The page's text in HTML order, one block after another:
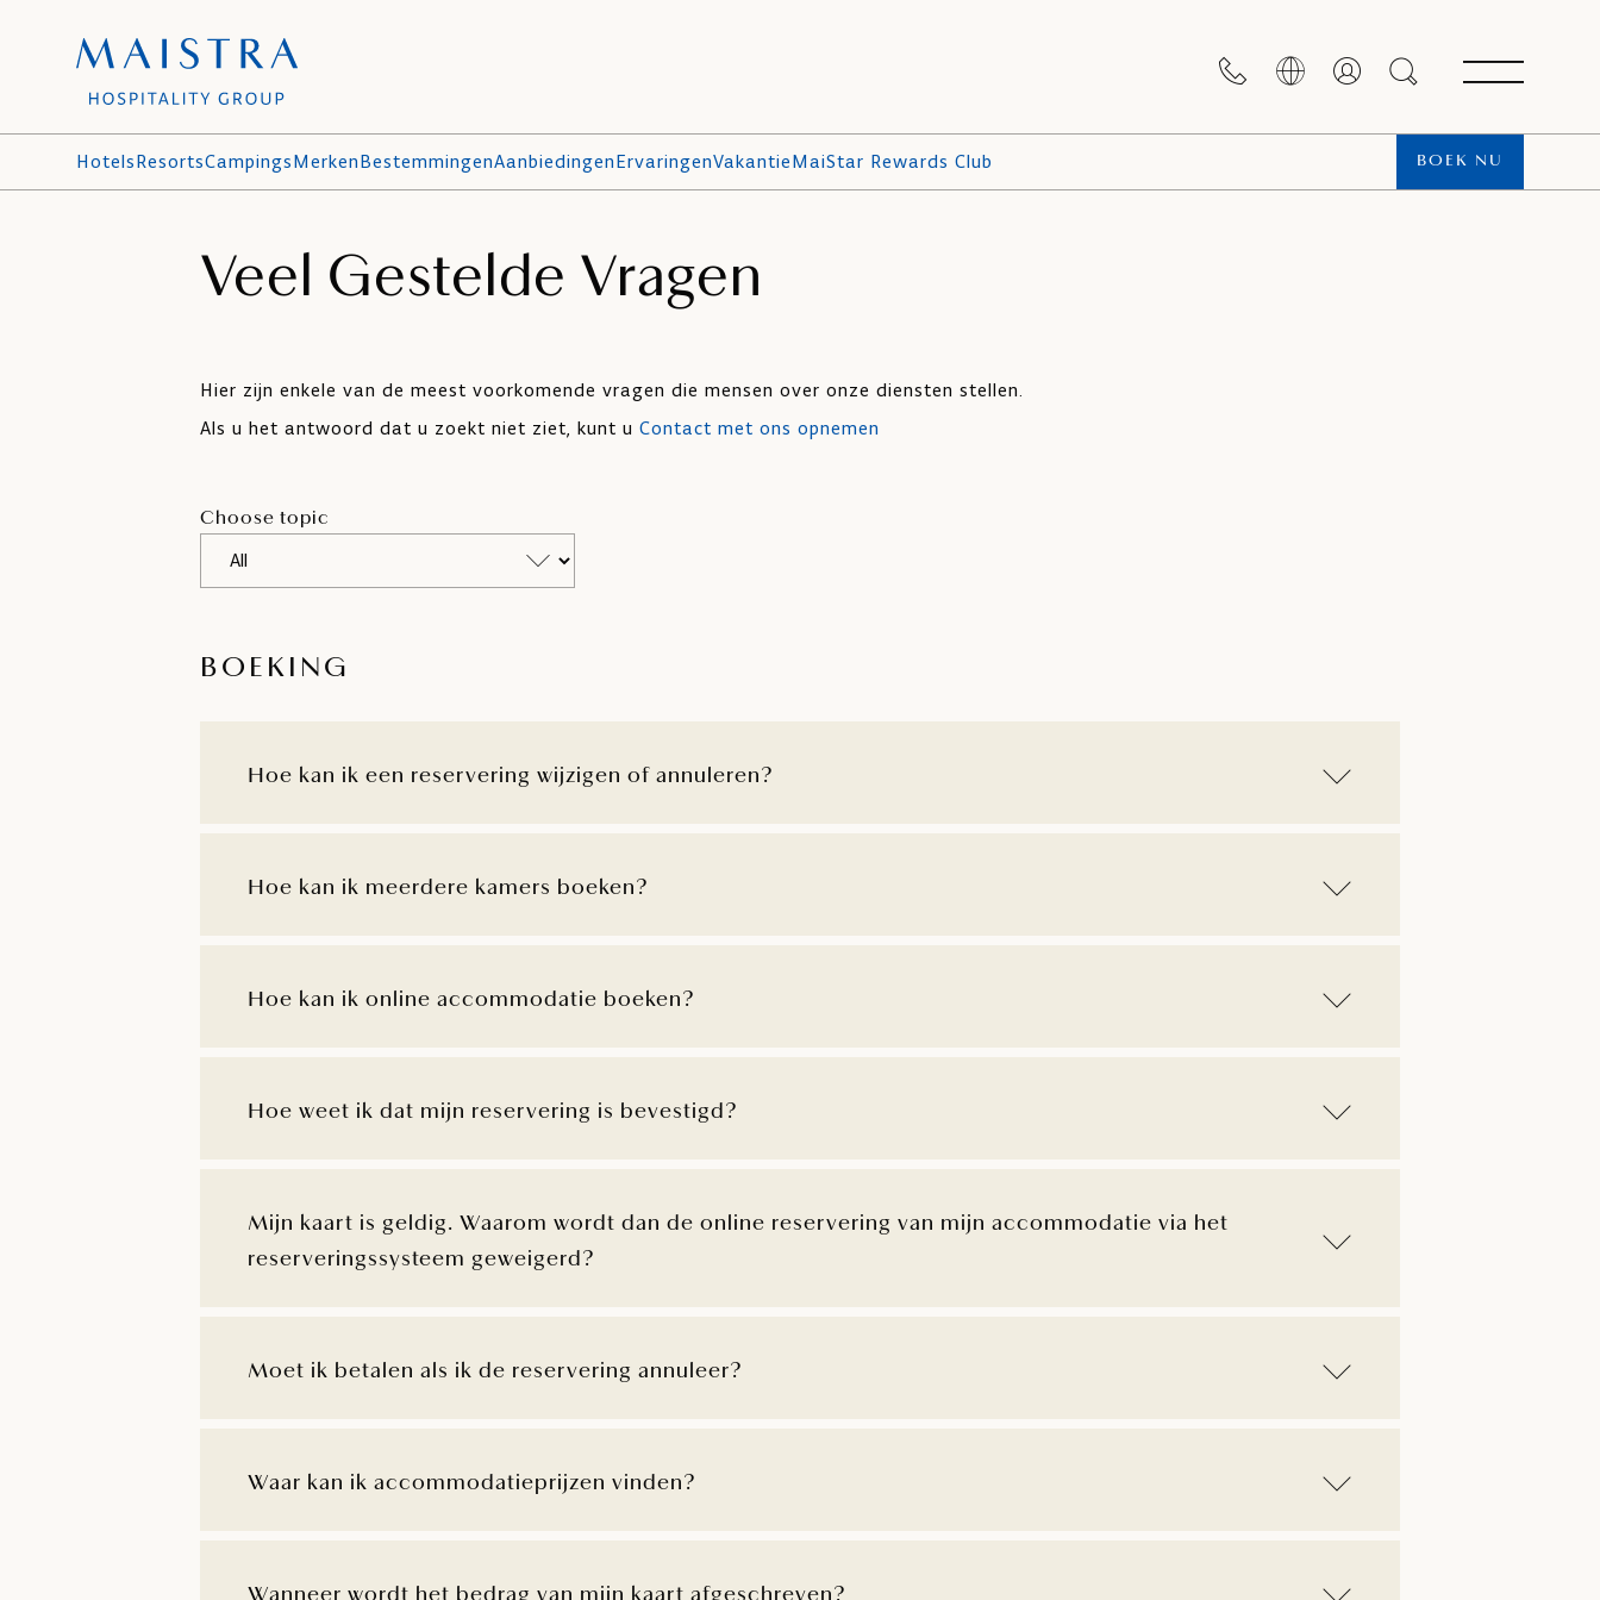
BOEK NU
HotelsResortsCampingsMerkenBestemmingenAanbiedingenErvaringenVakantieMaiStar Rewards Club
Veel Gestelde Vragen
Hier zijn enkele van de meest voorkomende vragen die mensen over onze diensten stellen.
Als u het antwoord dat u zoekt niet ziet, kunt u Contact met ons opnemen
Choose topic
BOEKING
Hoe kan ik een reservering wijzigen of annuleren?
Hoe kan ik meerdere kamers boeken?
Hoe kan ik online accommodatie boeken?
Hoe weet ik dat mijn reservering is bevestigd?
Mijn kaart is geldig. Waarom wordt dan de online reservering van mijn accommodatie via het
reserveringssysteem geweigerd?
Moet ik betalen als ik de reservering annuleer?
Waar kan ik accommodatieprijzen vinden?